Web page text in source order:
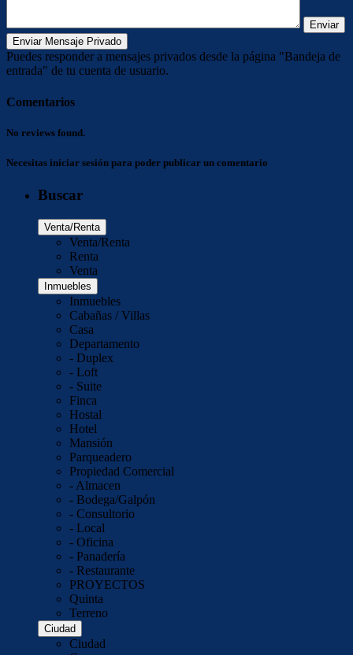
Puedes responder a mensajes privados desde la página "Bandeja de
entrada" de tu cuenta de usuario.
Comentarios
No reviews found.
Necesitas iniciar sesión para poder publicar un comentario
Buscar
Venta/Renta
Venta/Renta
Renta
Venta
Inmuebles
Inmuebles
Cabañas / Villas
Casa
Departamento
- Duplex
- Loft
- Suite
Finca
Hostal
Hotel
Mansión
Parqueadero
Propiedad Comercial
- Almacen
- Bodega/Galpón
- Consultorio
- Local
- Oficina
- Panadería
- Restaurante
PROYECTOS
Quinta
Terreno
Ciudad
Ciudad